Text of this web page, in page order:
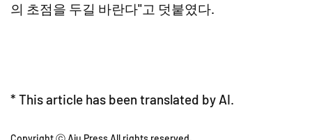
의 초점을 두길 바란다"고 덧붙였다.
* This article has been translated by AI.